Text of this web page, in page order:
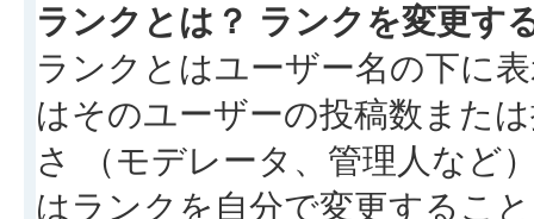
ランクとは？ ランクを変更す
ランクとはユーザー名の下に
はそのユーザーの投稿数また
さ （モデレータ、管理人など
はランクを自分で変更するこ